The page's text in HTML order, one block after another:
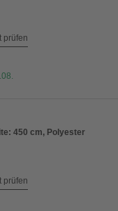
prüfen
450 cm, Polyester
prüfen